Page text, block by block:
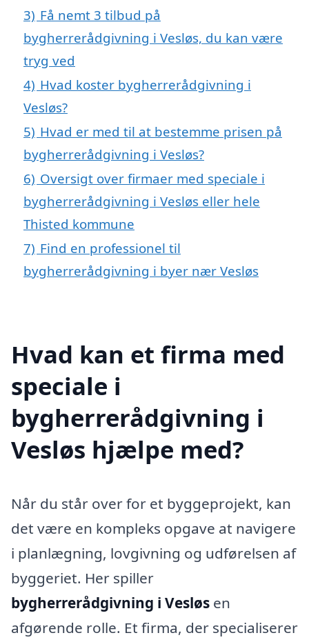
3) Få nemt 3 tilbud på
bygherrerådgivning i Vesløs, du kan være
tryg ved
4) Hvad koster bygherrerådgivning i
Vesløs?
5) Hvad er med til at bestemme prisen på
bygherrerådgivning i Vesløs?
6) Oversigt over firmaer med speciale i
bygherrerådgivning i Vesløs eller hele
Thisted kommune
7) Find en professionel til
bygherrerådgivning i byer nær Vesløs
Hvad kan et firma med
speciale i
bygherrerådgivning i
Vesløs hjælpe med?
Når du står over for et byggeprojekt, kan
det være en kompleks opgave at navigere
i planlægning, lovgivning og udførelsen af
byggeriet. Her spiller
bygherrerådgivning i Vesløs en
afgørende rolle. Et firma, der specialiserer